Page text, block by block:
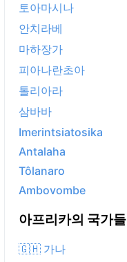
토아마시나
안치라베
마하장가
피아나란초아
톨리아라
삼바바
Imerintsiatosika
Antalaha
Tôlanaro
Ambovombe
아프리카의 국가들
🇬🇭 가나